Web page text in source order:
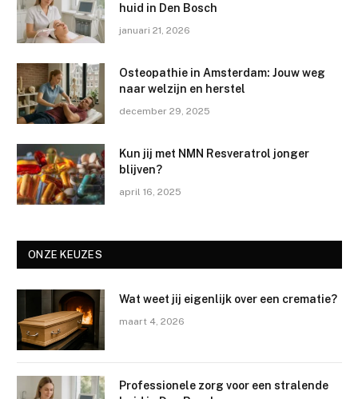
huid in Den Bosch
januari 21, 2026
Osteopathie in Amsterdam: Jouw weg
naar welzijn en herstel
december 29, 2025
Kun jij met NMN Resveratrol jonger
blijven?
april 16, 2025
ONZE KEUZES
Wat weet jij eigenlijk over een crematie?
maart 4, 2026
Professionele zorg voor een stralende